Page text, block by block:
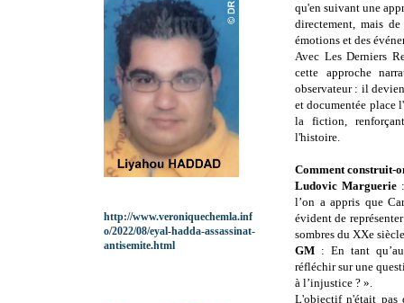
qu'en suivant une
directement, mais
émotions et des
Avec Les Derniers
cette approche
observateur : il
et documentée place
la fiction,
l'histoire.
Comment construit-
Ludovic Marguerie:
l’on a appris que
évident de
sombres du XXe
GM : En tant
réfléchir sur une
à l’injustice ? ».
L'objectif n'était pas
http://www.veroniquechemla.inf
o/2022/08/eyal-hadda-assassinat-
antisemite.html